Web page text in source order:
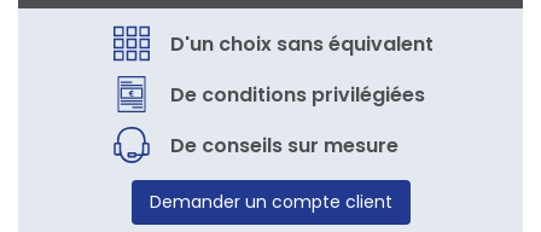
D'un choix sans équivalent
De conditions privilégiées
De conseils sur mesure
Demander un compte client